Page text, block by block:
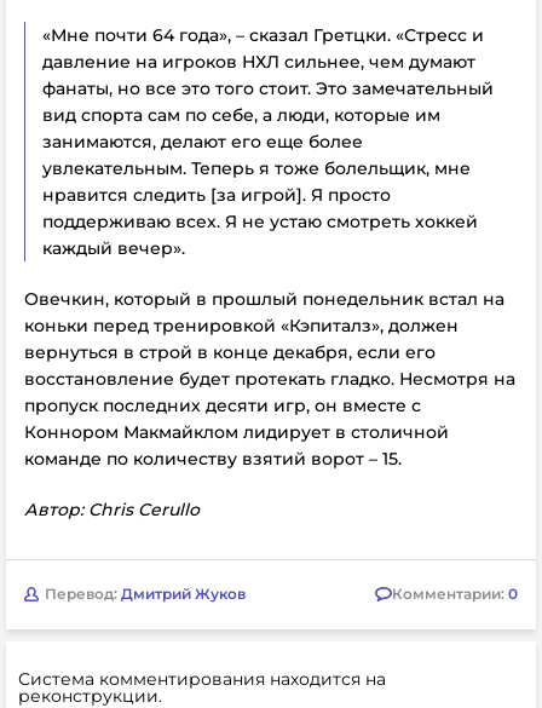
«Мне почти 64 года», – сказал Гретцки. «Стресс и
давление на игроков НХЛ сильнее, чем думают
фанаты, но все это того стоит. Это замечательный
вид спорта сам по себе, а люди, которые им
занимаются, делают его еще более
увлекательным. Теперь я тоже болельщик, мне
нравится следить [за игрой]. Я просто
поддерживаю всех. Я не устаю смотреть хоккей
каждый вечер».
Овечкин, который в прошлый понедельник встал на
коньки перед тренировкой «Кэпиталз», должен
вернуться в строй в конце декабря, если его
восстановление будет протекать гладко. Несмотря на
пропуск последних десяти игр, он вместе с
Коннором Макмайклом лидирует в столичной
команде по количеству взятий ворот – 15.
Автор: Chris Cerullo
Перевод: Дмитрий Жуков Комментарии: 0
Система комментирования находится на
реконструкции.